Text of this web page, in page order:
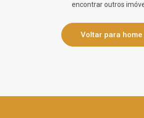
encontrar outros
Voltar para home